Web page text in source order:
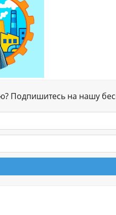
Подпишитесь на нашу